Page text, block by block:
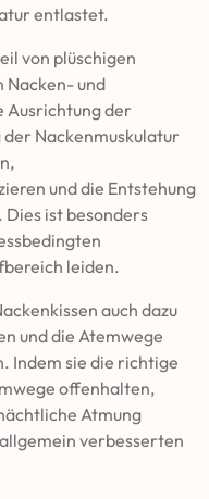
entlastet.
von plüschigen
Nacken- und
Ausrichtung der
Nackenmuskulatur
und die Entstehung
ist besonders
leiden.
auch dazu
und die Atemwege
Indem sie die richtige
offenhalten,
Atmung
verbesserten